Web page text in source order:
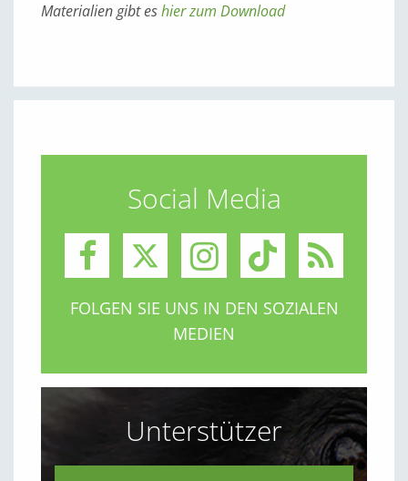
Materialien gibt eshier zum Download
Social Media
FOLGEN SIE UNS IN DEN SOZIALEN
MEDIEN
Unterstützer